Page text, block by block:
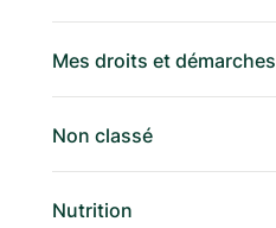
Mes droits et démarches
Non classé
Nutrition